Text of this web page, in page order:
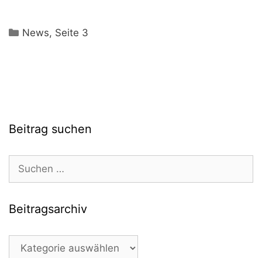
Kategorien
News, Seite 3
Beitrag suchen
nach:
Beitragsarchiv
Beitragsarchiv